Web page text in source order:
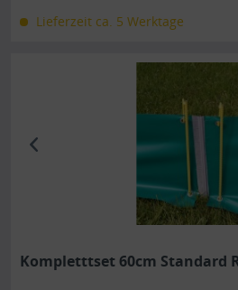
Lieferzeit ca. 5 Werktage
Kompletttset 60cm Standard